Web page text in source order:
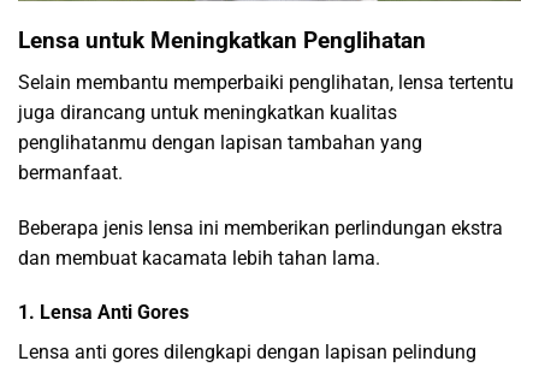
Lensa untuk Meningkatkan Penglihatan
Selain membantu memperbaiki penglihatan, lensa tertentu
juga dirancang untuk meningkatkan kualitas
penglihatanmu dengan lapisan tambahan yang
bermanfaat.
Beberapa jenis lensa ini memberikan perlindungan ekstra
dan membuat kacamata lebih tahan lama.
1. Lensa Anti Gores
Lensa anti gores dilengkapi dengan lapisan pelindung